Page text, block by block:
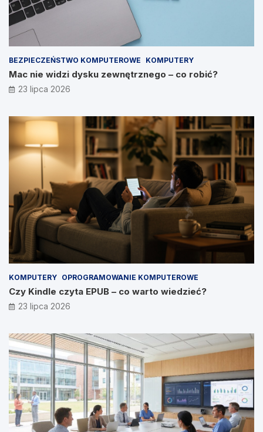
BEZPIECZEŃSTWO KOMPUTEROWE KOMPUTERY
Mac nie widzi dysku zewnętrznego – co robić?
23 lipca 2026
KOMPUTERY OPROGRAMOWANIE KOMPUTEROWE
Czy Kindle czyta EPUB – co warto wiedzieć?
23 lipca 2026